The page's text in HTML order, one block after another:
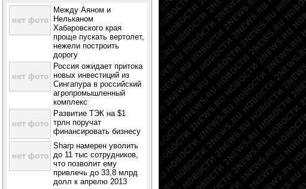
Между Аяном и
Нельканом
Хабаровского края
проще пускать вертолет,
нежели построить
дорогу
Россия ожидает притока
новых инвестиций из
Сингапура в российский
агропромышленный
комплекс
Развитие ТЭК на $1
трлн поручат
финансировать бизнесу
Sharp намерен уволить
до 11 тыс сотрудников,
что позволит ему
привлечь до 33,8 млрд
долл к апрелю 2013